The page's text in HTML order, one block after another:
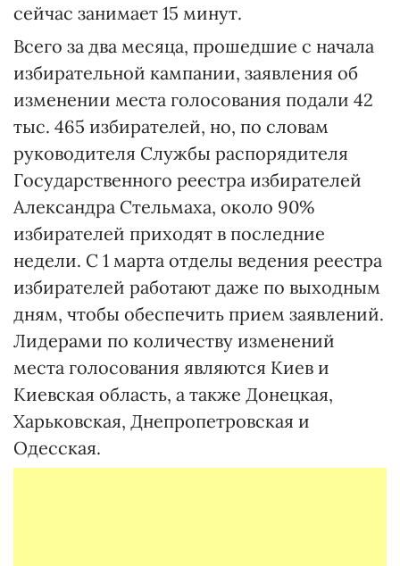
сейчас занимает 15 минут.
Всего за два месяца, прошедшие с начала
избирательной кампании, заявления об
изменении места голосования подали 42
тыс. 465 избирателей, но, по словам
руководителя Службы распорядителя
Государственного реестра избирателей
Александра Стельмаха, около 90%
избирателей приходят в последние
недели. С 1 марта отделы ведения реестра
избирателей работают даже по выходным
дням, чтобы обеспечить прием заявлений.
Лидерами по количеству изменений
места голосования являются Киев и
Киевская область, а также Донецкая,
Харьковская, Днепропетровская и
Одесская.